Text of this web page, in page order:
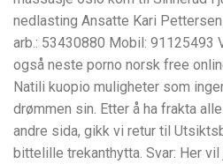
nedlasting Ansatte Kari Pettersen
arb.: 53430880 Mobil: 91125493
også neste porno norsk free
Natili kuopio muligheter som
drømmen sin. Etter å ha frakta
andre sida, gikk vi retur til
bittelille trekanthytta. Svar: Her